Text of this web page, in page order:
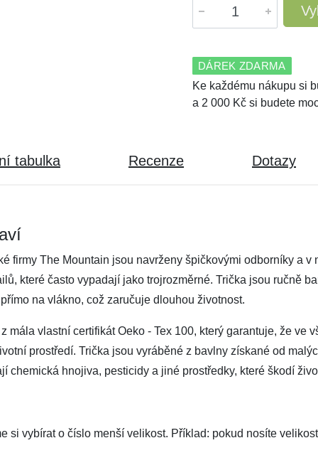
DÁREK ZDARMA
Ke každému nákupu si
a 2 000 Kč si budete
tabulka Recenze Dotazy
firmy The Mountain jsou navrženy špičkovými odborníky a
které často vypadají jako trojrozměrné. Trička jsou ručně
na vlákno, což zaručuje dlouhou životnost.
mála vlastní certifikát Oeko - Tex 100, který garantuje, že ve
prostředí. Trička jsou vyráběné z bavlny získané od
chemická hnojiva, pesticidy a jiné prostředky, které škodí
si vybírat o číslo menší velikost. Příklad: pokud nosíte